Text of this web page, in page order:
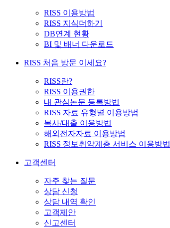
RISS 이용방법
RISS 지식더하기
DB연계 현황
BI 및 배너 다운로드
RISS 처음 방문 이세요?
RISS란?
RISS 이용권한
내 관심논문 등록방법
RISS 자료 유형별 이용방법
복사/대출 이용방법
해외전자자료 이용방법
RISS 정보취약계층 서비스 이용방법
고객센터
자주 찾는 질문
상담 신청
상담 내역 확인
고객제안
신고센터